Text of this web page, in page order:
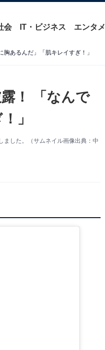
会 IT・ビジネス エンタメ
あるんだ」「肌キレイすぎ！」
！ 「なんで
」
ました。（サムネイル画像出典：中